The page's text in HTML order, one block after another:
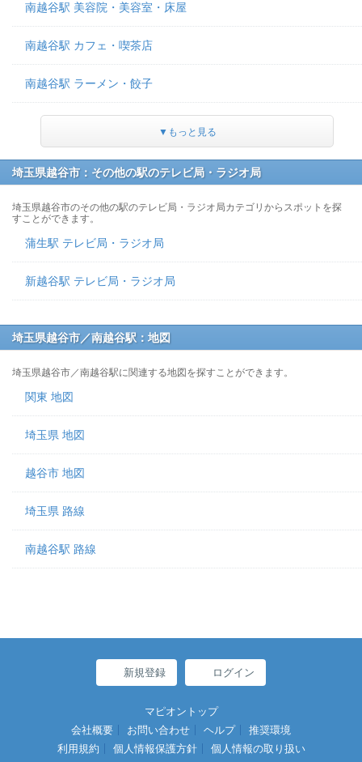
南越谷駅 美容院・美容室・床屋
南越谷駅 カフェ・喫茶店
南越谷駅 ラーメン・餃子
▼もっと見る
埼玉県越谷市：その他の駅のテレビ局・ラジオ局
埼玉県越谷市のその他の駅のテレビ局・ラジオ局カテゴリからスポットを探
すことができます。
蒲生駅 テレビ局・ラジオ局
新越谷駅 テレビ局・ラジオ局
埼玉県越谷市／南越谷駅：地図
埼玉県越谷市／南越谷駅に関連する地図を探すことができます。
関東 地図
埼玉県 地図
越谷市 地図
埼玉県 路線
南越谷駅 路線
新規登録 ログイン
マピオントップ
会社概要
お問い合わせ ヘルプ
推奨環境
利用規約
個人情報保護方針
個人情報の取り扱い